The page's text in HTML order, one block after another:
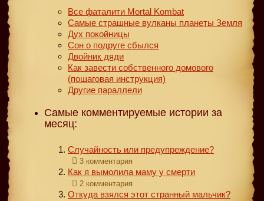
Все фаталити Mortal Kombat
Самые страшные вулканы планеты Земля
Дух покойницы
Сон о подруге сбылся
Двойник дяди
Как завести собственного домового
(пошаговая инструкция)
Другие параллели
Самые комментируемые истории за
месяц:
Случайность или предупреждение?
3 комментария
Как я вымолила маму у смерти
2 комментария
Откуда взялся этот странный мальчик?